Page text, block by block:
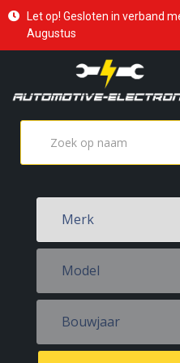
Let op! Gesloten in verband
Augustus